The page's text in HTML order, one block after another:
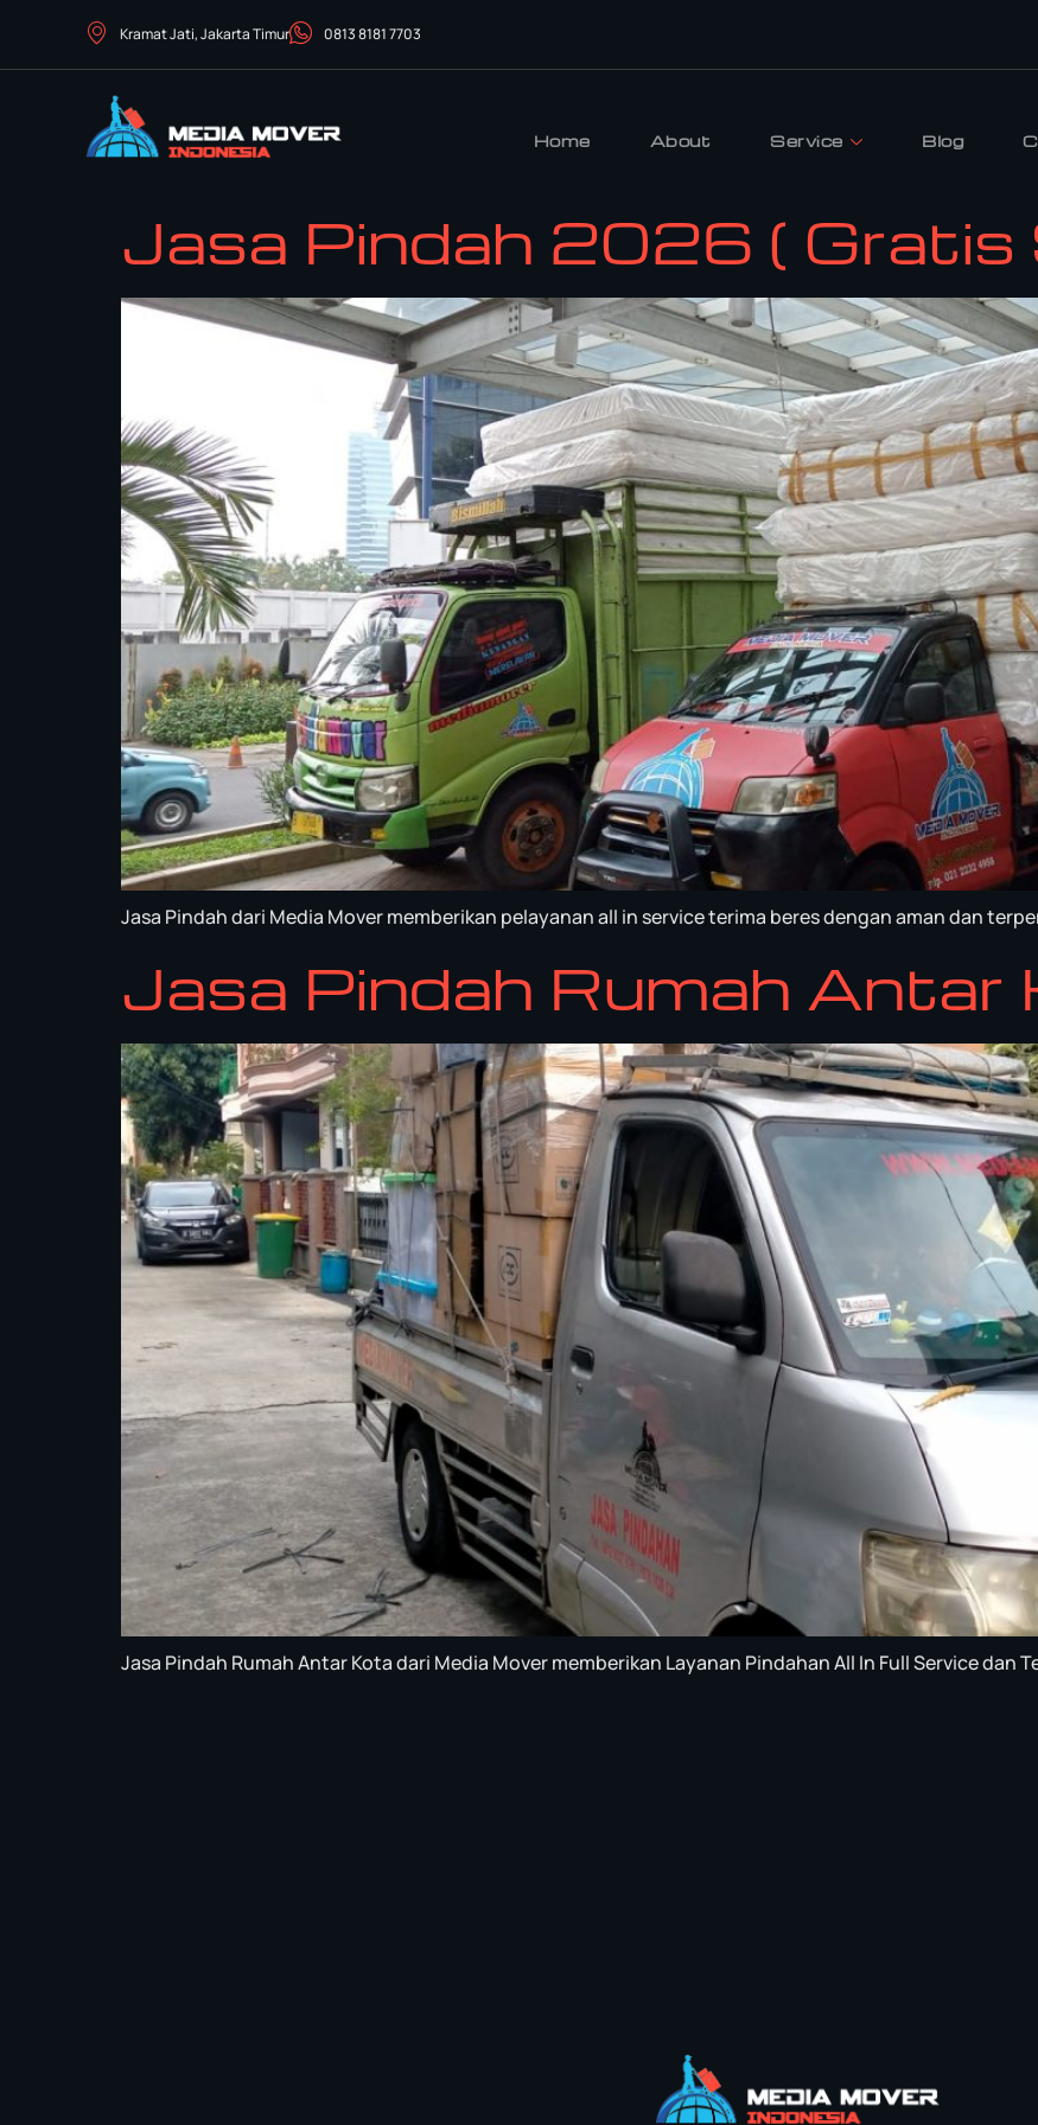
Kramat Jati, Jakarta Timur 0813 8181 7703
Home About Service Blog
Jasa Pindah 2026 ( Gratis
Jasa Pindah dari Media Mover memberikan pelayanan all in service terima beres dengan aman dan
Jasa Pindah Rumah Antar
Jasa Pindah Rumah Antar Kota dari Media Mover memberikan Layanan Pindahan All In Full Service dan